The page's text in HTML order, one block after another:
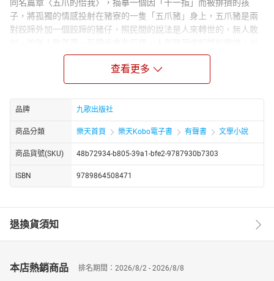
同名篇章〈五爪的佮我〉，描摹一個因「十一指」而被排擠的孩
子，將孤獨的情感投射在豬寮的一隻「五爪豬」身上，五爪豬是兩
對跤蹄外加一個跤蹄的豬仔，照民間的說法是人來轉世的，無人敢
及母子之間的親情交織出一段動人的寓言。〈證人〉則以一位中年
職業女性為主角，她在化療後失去女性象徵的身體部位，在「重
建」與「假奶」的掙扎間，展開對失婚、不婚與女性存在意義的追
問。〈百日孝子〉是一齣帶有荒謬色彩的家庭悲喜劇：「我」是一
位因車禍喪生、靈魂仍徘徊於老屋的母親，在百日內親眼目睹家人
爭執不休，辯論是否拔管，並陷入金錢與情感的糾葛。
情節鋪陳精準而充滿巧思。她以母語承載生活的重量與情感，讓人
在親切的語境中，更深刻感受家庭與社會的複雜面貌。她關懷凝視
弱勢，也善於從細微處取材，寫出生命的壯闊與精采。
查看更多
品牌 九歌出版社
商品分類 樂天首頁 樂天Kobo電子書 有聲書 文學小說
商品貨號(SKU) 48b72934-b805-39a1-bfe2-9787930b7303
ISBN 9789864508471
退換貨須知
本店熱銷商品 排名期間：2026/8/2 - 2026/8/8